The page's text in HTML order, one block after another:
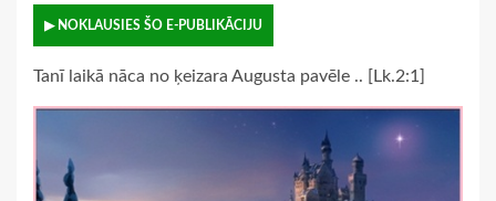
▶ NOKLAUSIES ŠO E-PUBLIKĀCIJU
Tanī laikā nāca no ķeizara Augusta pavēle .. [Lk.2:1]